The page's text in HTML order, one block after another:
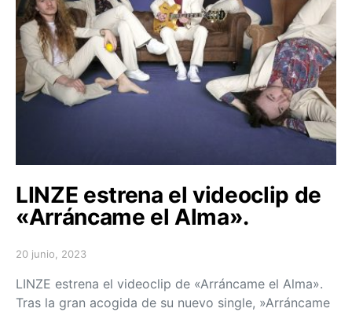
LINZE estrena el videoclip de
«Arráncame el Alma».
Posted on
20 junio, 2023
LINZE estrena el videoclip de «Arráncame el Alma».
Tras la gran acogida de su nuevo single, »Arráncame